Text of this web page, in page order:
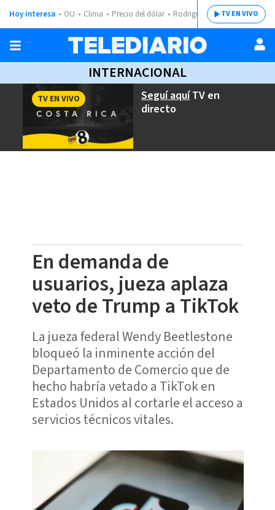
Hoy interesa OIJ Clima Precio del dólar Rodrigo ChavesTV EN VIVO
INTERNACIONAL
Seguí aquíTV en
directo
TV EN VIVO
En demanda de
usuarios, jueza aplaza
veto de Trump a TikTok
La jueza federal Wendy Beetlestone
bloqueó la inminente acción del
Departamento de Comercio que de
hecho habría vetado a TikTok en
Estados Unidos al cortarle el acceso a
servicios técnicos vitales.